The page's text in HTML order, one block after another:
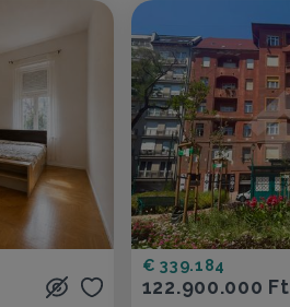
€ 339.184
122.900.000 Ft